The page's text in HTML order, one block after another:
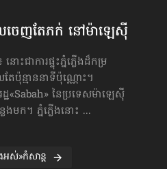
ែលចេញតែភក់ នៅម៉ាឡេស៊ី
នោះជាការផ្ទុះភ្នំភ្លើងដ៏កម្រ
ប៉ុន្មាននាទីប៉ុណ្ណោះ។
ឋ«Sabah» នៃប្រទេសម៉ាឡេស៊ី
ងមក។ ភ្នំភ្លើងនោះ ...
អស់»កំសាន្ដ